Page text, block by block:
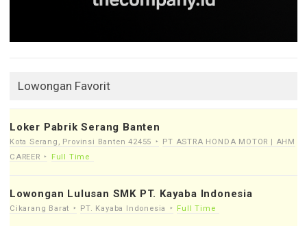
Lowongan Favorit
Loker Pabrik Serang Banten
Kota Serang, Provinsi Banten 42455
PT ASTRA HONDA MOTOR | AHM
CAREER
Full Time
Lowongan Lulusan SMK PT. Kayaba Indonesia
Cikarang Barat PT. Kayaba Indonesia Full Time